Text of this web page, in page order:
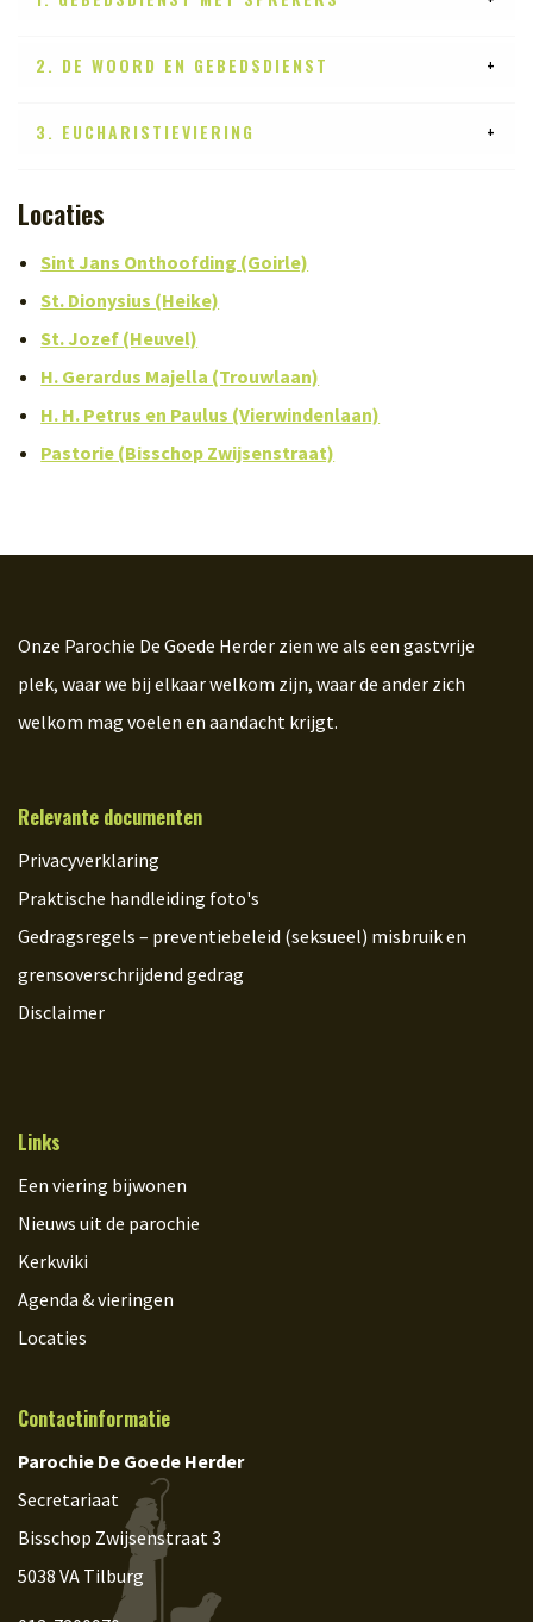
2. DE WOORD EN GEBEDSDIENST
3. EUCHARISTIEVIERING
Locaties
Sint Jans Onthoofding (Goirle)
St. Dionysius (Heike)
St. Jozef (Heuvel)
H. Gerardus Majella (Trouwlaan)
H. H. Petrus en Paulus (Vierwindenlaan)
Pastorie (Bisschop Zwijsenstraat)
Onze Parochie De Goede Herder zien we als een gastvrije
plek, waar we bij elkaar welkom zijn, waar de ander zich
welkom mag voelen en aandacht krijgt.
Relevante documenten
Privacyverklaring
Praktische handleiding foto's
Gedragsregels – preventiebeleid (seksueel) misbruik en
grensoverschrijdend gedrag
Disclaimer
Links
Een viering bijwonen
Nieuws uit de parochie
Kerkwiki
Agenda & vieringen
Locaties
Contactinformatie
Parochie De Goede Herder
Secretariaat
Bisschop Zwijsenstraat 3
5038 VA Tilburg